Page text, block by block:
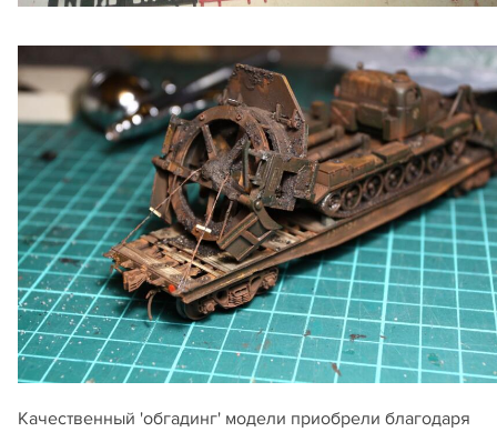
Качественный 'обгадинг' модели приобрели благодаря